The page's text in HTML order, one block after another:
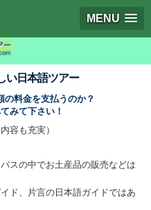
MENU
い日本語ツアー
の料金を支払うのか？
みて下さい！
容も充実）
スの中でお土産品の販売などは
ド、片言の日本語ガイドではあ